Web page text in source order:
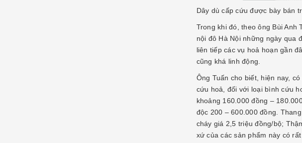
Dây dù cấp cứu được bày bán
Trong khi đó, theo ông Bùi Anh
nội đô Hà Nội những ngày qua
liên tiếp các vụ hoả hoạn gần
cũng khá linh động.
Ông Tuấn cho biết, hiện nay,
cứu hoả, đối với loại bình cứu
khoảng 160.000 đồng –
độc 200 – 600.000 đồng.
cháy giá 2,5 triệu đồng/bộ;
xứ của các sản phẩm này có